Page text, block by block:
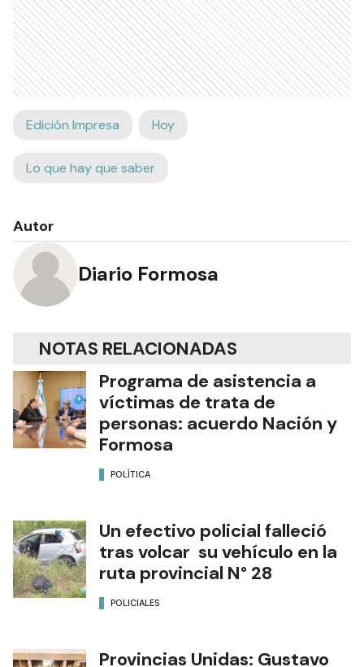
Edición Impresa Hoy
Lo que hay que saber
Autor
Diario Formosa
NOTAS RELACIONADAS
Programa de asistencia a
víctimas de trata de
personas: acuerdo Nación y
Formosa
POLÍTICA
Un efectivo policial falleció
tras volcar su vehículo en la
ruta provincial N° 28
POLICIALES
Provincias Unidas: Gustavo